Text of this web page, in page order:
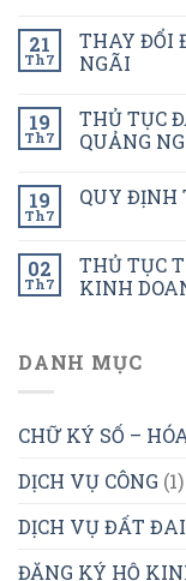
21
Th7
THAY ĐỔI
NGÃI
19
Th7
THỦ TỤC
QUẢNG
19
Th7
QUY ĐỊNH
02
Th7
THỦ TỤC
KINH
DANH MỤC
CHỮ KÝ SỐ –
DỊCH VỤ CÔNG (1)
DỊCH VỤ ĐẤT ĐAI
ĐĂNG KÝ HỘ